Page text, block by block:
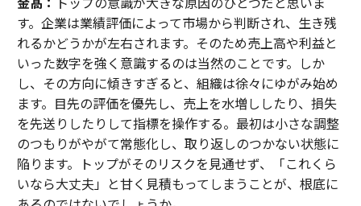
す。企業は業績評価によって市場から判断され、生き残
れるかどうかが左右されます。そのため売上高や利益と
いった数字を強く意識するのは当然のことです。しか
し、その方向に傾きすぎると、組織は徐々にゆがみ始め
ます。目先の評価を優先し、売上を水増ししたり、損失
を先送りしたりして指標を操作する。最初は小さな調整
のつもりがやがて常態化し、取り返しのつかない状態に
陥ります。トップがそのリスクを見通せず、「これくら
いなら大丈夫」と甘く見積もってしまうことが、根底に